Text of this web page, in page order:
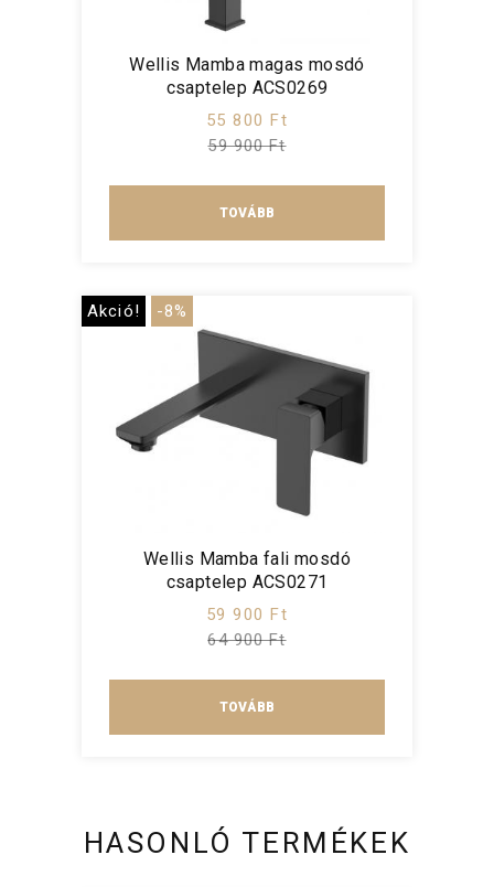
Wellis Mamba magas mosdó
csaptelep ACS0269
55 800 Ft
59 900 Ft
TOVÁBB
Akció! -8%
Wellis Mamba fali mosdó
csaptelep ACS0271
59 900 Ft
64 900 Ft
TOVÁBB
HASONLÓ TERMÉKEK